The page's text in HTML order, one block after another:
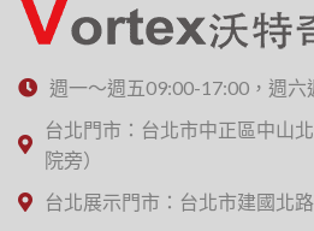
週一～週五09:00-17:00，週六
台北門市：台北市中正區中山
院旁）
台北展示門市：台北市建國北